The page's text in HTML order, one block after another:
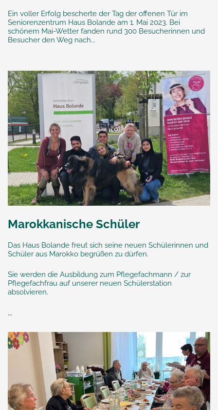
Ein voller Erfolg bescherte der Tag der offenen Tür im
Seniorenzentrum Haus Bolande am 1. Mai 2023. Bei
schönem Mai-Wetter fanden rund 300 Besucherinnen und
Besucher den Weg nach...
Marokkanische Schüler
Das Haus Bolande freut sich seine neuen Schülerinnen und
Schüler aus Marokko begrüßen zu dürfen.
Sie werden die Ausbildung zum Pflegefachmann / zur
Pflegefachfrau auf unserer neuen Schülerstation
absolvieren.
...